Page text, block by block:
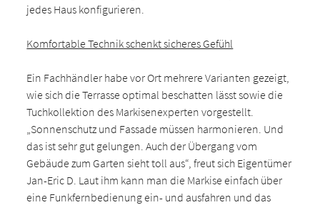
jedes Haus konfigurieren.
Komfortable Technik schenkt sicheres Gefühl
Ein Fachhändler habe vor Ort mehrere Varianten gezeigt,
wie sich die Terrasse optimal beschatten lässt sowie die
Tuchkollektion des Markisenexperten vorgestellt.
„Sonnenschutz und Fassade müssen harmonieren. Und
das ist sehr gut gelungen. Auch der Übergang vom
Gebäude zum Garten sieht toll aus“, freut sich Eigentümer
Jan-Eric D. Laut ihm kann man die Markise einfach über
eine Funkfernbedienung ein- und ausfahren und das